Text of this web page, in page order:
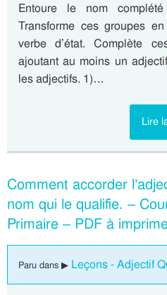
Entoure le nom
Transforme ces groupes
verbe d’état. Complète
ajoutant au moins un
les adjectifs. 1)…
Lire
Comment accorder
nom qui le qualifie. –
Primaire – PDF à
Paru dans ▶ Leçons - Adjectif